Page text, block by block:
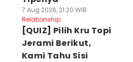
7 Aug 2026, 21:20 WIB
Relationship
[QUIZ] Pilih Kru Topi
Jerami Berikut,
Kami Tahu Sisi